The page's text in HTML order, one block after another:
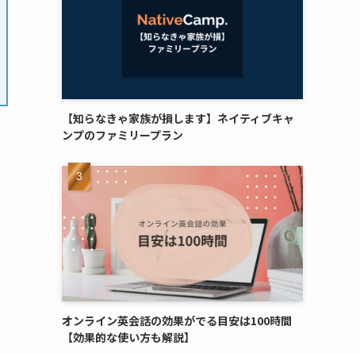
【知らなきゃ家族が損します】ネイティブキャ
ンプのファミリープラン
オンライン英会話の効果がでる目安は100時間
【効果的な使い方も解説】